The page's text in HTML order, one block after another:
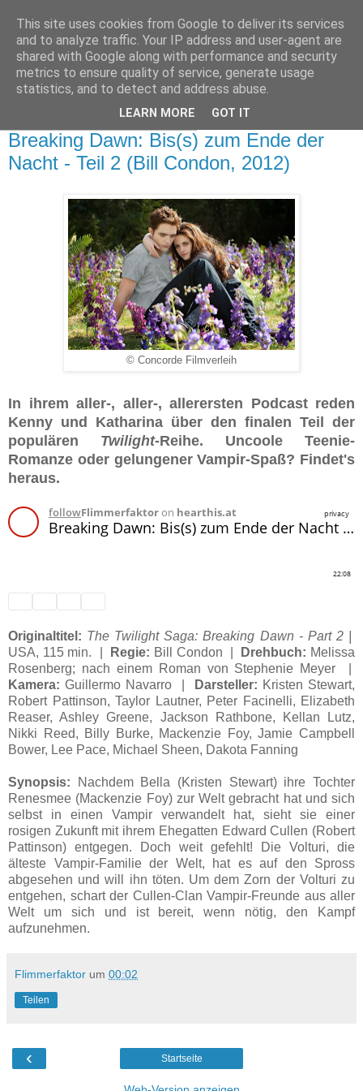
Breaking Dawn: Bis(s) zum Ende der
Nacht - Teil 2 (Bill Condon, 2012)
© Concorde Filmverleih
In ihrem aller-, aller-, allerersten Podcast reden
Kenny und Katharina über den finalen Teil der
populären Twilight-Reihe. Uncoole Teenie-
Romanze oder gelungener Vampir-Spaß? Findet's
heraus.
Originaltitel: The Twilight Saga: Breaking Dawn - Part 2 |
USA, 115 min. |
Regie: Bill Condon | Drehbuch: Melissa
Rosenberg; nach einem Roman von Stephenie Meyer |
Kamera: Guillermo Navarro | Darsteller: Kristen Stewart,
Robert Pattinson, Taylor Lautner, Peter Facinelli, Elizabeth
Reaser, Ashley Greene, Jackson Rathbone, Kellan Lutz,
Nikki Reed, Billy Burke, Mackenzie Foy, Jamie Campbell
Bower, Lee Pace, Michael Sheen, Dakota Fanning
Synopsis: Nachdem Bella (Kristen Stewart) ihre Tochter
Renesmee (Mackenzie Foy) zur Welt gebracht hat und sich
selbst in einen Vampir verwandelt hat, sieht sie einer
rosigen Zukunft mit ihrem Ehegatten Edward Cullen (Robert
Pattinson) entgegen. Doch weit gefehlt! Die Volturi, die
älteste Vampir-Familie der Welt, hat es auf den Spross
abgesehen und will ihn töten. Um dem Zorn der Volturi zu
entgehen, schart der Cullen-Clan Vampir-Freunde aus aller
Welt um sich und ist bereit, wenn nötig, den Kampf
aufzunehmen.
Flimmerfaktor um 00:02
Teilen
‹ Startseite
This site uses cookies from Google to deliver its services
and to analyze traffic. Your IP address and user-agent are
shared with Google along with performance and security
metrics to ensure quality of service, generate usage
statistics, and to detect and address abuse.
LEARN MORE GOT IT